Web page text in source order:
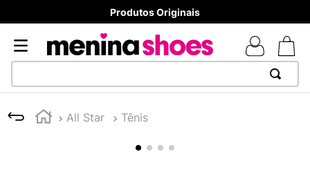
Produtos Originais
All Star Tênis
1
TÊNIS NEWS BALANCE 530